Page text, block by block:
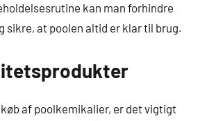
kan man forhindre
sikre, at poolen altid er klar til brug.
af poolkemikalier, er det vigtigt